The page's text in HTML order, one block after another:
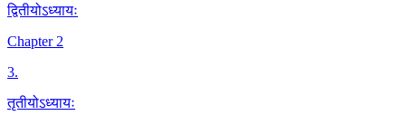
द्वितीयोऽध्यायः
Chapter 2
3.
तृतीयोऽध्यायः